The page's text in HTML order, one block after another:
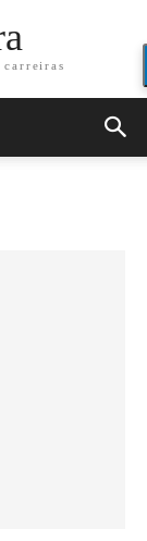
carreiras